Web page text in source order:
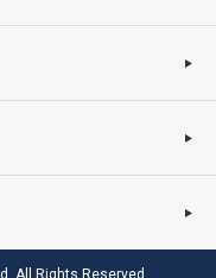
All Rights Reserved.